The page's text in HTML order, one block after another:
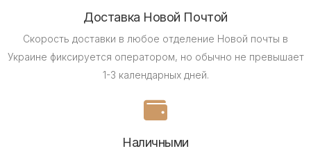
Доставка Новой Почтой
Скорость доставки в любое отделение Новой почты в
Украине фиксируется оператором, но обычно не превышает
1-3 календарных дней.
Наличными